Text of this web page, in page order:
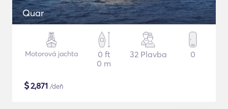
Quar
Motorová jachta
0 ft
0 m
32 Plavba 0
$2,871 /deň